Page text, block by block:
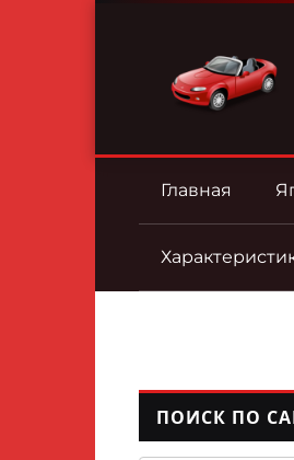
Главная
ПОИСК ПО